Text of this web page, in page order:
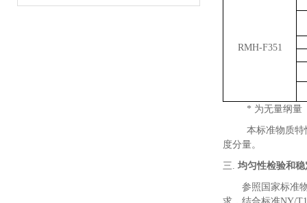
RMH-F351
* 为无量纲量
本标准物质
度分量。
三. 均匀性检验和
参照国家标准